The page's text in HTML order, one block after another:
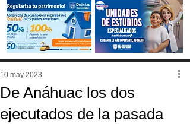
De Anáhuac los dos
ejecutados de la pasada
10 may 2023